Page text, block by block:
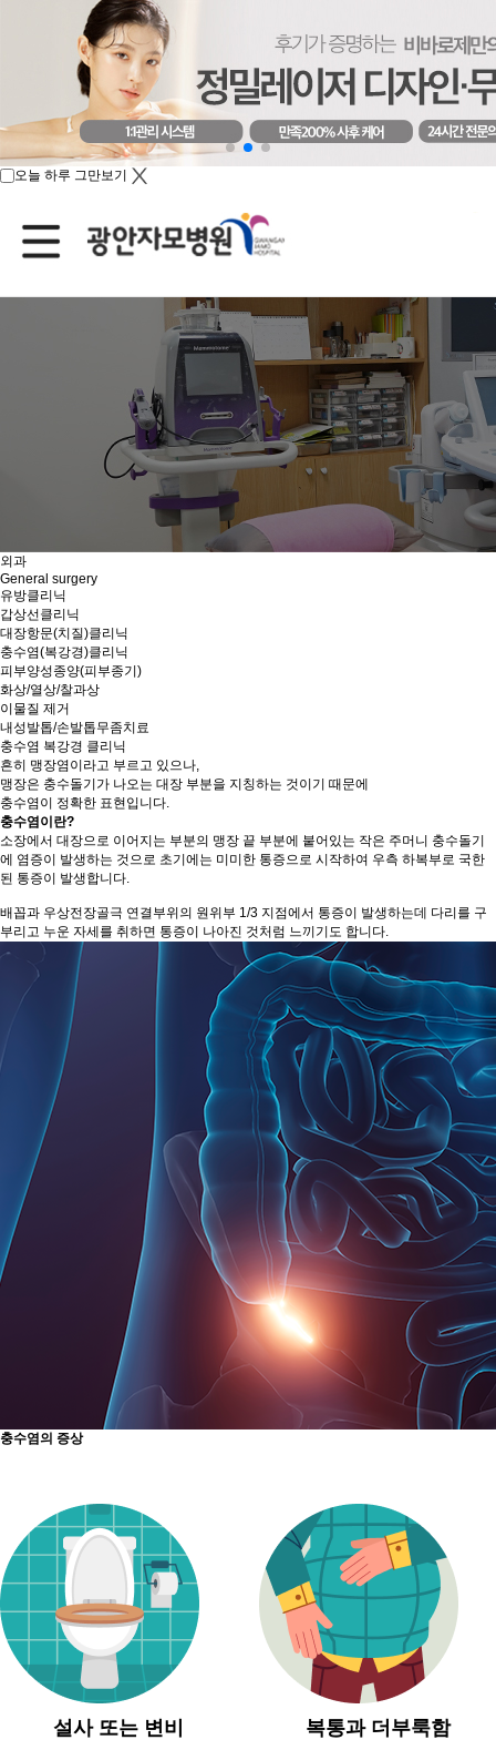
오늘 하루 그만보기
외과
General surgery
유방클리닉
갑상선클리닉
대장항문(치질)클리닉
충수염(복강경)클리닉
피부양성종양(피부종기)
화상/열상/찰과상
이물질 제거
내성발톱/손발톱무좀치료
충수염 복강경 클리닉
흔히 맹장염이라고 부르고 있으나,
맹장은 충수돌기가 나오는 대장 부분을 지칭하는 것이기 때문에
충수염이 정확한 표현입니다.
충수염이란?
소장에서 대장으로 이어지는 부분의 맹장 끝 부분에 붙어있는 작은 주머니 충수돌기
에 염증이 발생하는 것으로 초기에는 미미한 통증으로 시작하여 우측 하복부로 국한
된 통증이 발생합니다.
배꼽과 우상전장골극 연결부위의 원위부 1/3 지점에서 통증이 발생하는데 다리를 구
부리고 누운 자세를 취하면 통증이 나아진 것처럼 느끼기도 합니다.
충수염의 증상
설사 또는 변비 복통과 더부룩함